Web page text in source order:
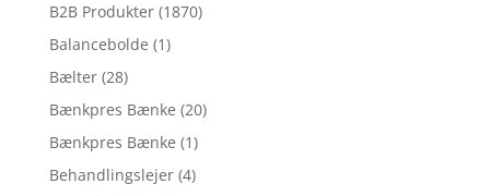
B2B Produkter (1870)
Balancebolde (1)
Bælter (28)
Bænkpres Bænke (20)
Bænkpres Bænke (1)
Behandlingslejer (4)